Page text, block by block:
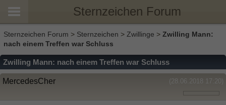
Sternzeichen Forum
Sternzeichen Forum > Sternzeichen > Zwillinge > Zwilling Mann:
nach einem Treffen war Schluss
Zwilling Mann: nach einem Treffen war Schluss
(28.06.2018 17:20)
MercedesCher